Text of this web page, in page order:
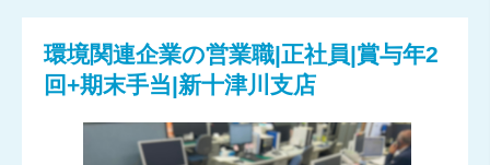
環境関連企業の営業職|正社員|賞与年2
回+期末手当|新十津川支店